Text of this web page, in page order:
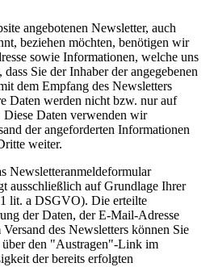
angebotenen Newsletter, auch
beziehen möchten, benötigen wir
sowie Informationen, welche uns
Sie der Inhaber der angegebenen
dem Empfang des Newsletters
Daten werden nicht bzw. nur auf
Daten verwenden wir
der angeforderten Informationen
weiter.
Newsletteranmeldeformular
ausschließlich auf Grundlage Ihrer
lit. a DSGVO). Die erteilte
der Daten, der E-Mail-Adresse
des Newsletters können Sie
den "Austragen"-Link im
der bereits erfolgten